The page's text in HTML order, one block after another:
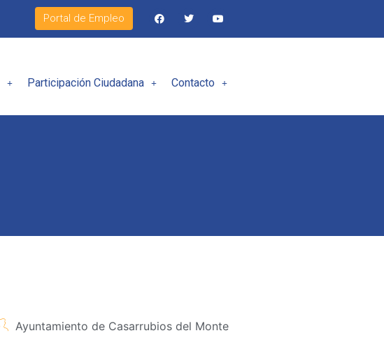
Portal de Empleo
Participación Ciudadana Contacto
Ayuntamiento de Casarrubios del Monte